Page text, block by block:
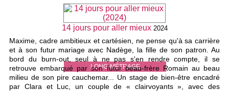
LONG-MÉTRAGE
14 jours pour aller mieux 2024
Maxime, cadre ambitieux et cartésien, ne pense qu'à sa carrière
et à son futur mariage avec Nadège, la fille de son patron. Au
bord du burn-out, seul à ne pas s'en rendre compte, il se
retrouve embarqué par son futur beau-frère Romain au beau
milieu de son pire cauchemar... Un stage de bien-être encadré
par Clara et Luc, un couple de « clairvoyants », avec des